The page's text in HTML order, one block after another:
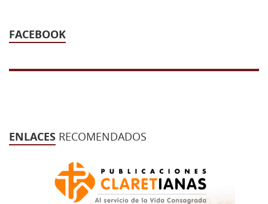
FACEBOOK
ENLACES RECOMENDADOS